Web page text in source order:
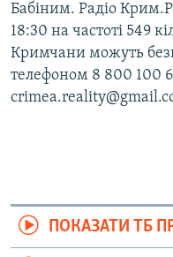
Бабіним. Радіо
18:30 на частоті 549
Кримчани можуть
телефоном 8 800 100
ПОКАЗАТИ ТБ